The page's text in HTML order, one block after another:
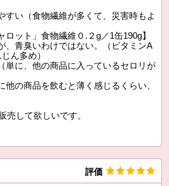
すい（食物繊維が多くて、災害時もよ
ロット」食物繊維０.２g／1缶190g】
、青臭いわけではない。（ビタミンA
ん多め）
単に、他の商品に入っているセロリが
他の商品を飲むと薄く感じるくらい、
売して欲しいです。
評価